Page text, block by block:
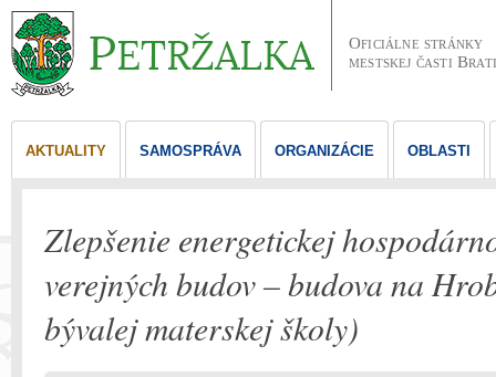
Oficiálne stránky
mestskej časti
AKTUALITY SAMOSPRÁVA ORGANIZÁCIE OBLASTI
Zlepšenie energetickej
verejných budov – budova na
bývalej materskej školy)